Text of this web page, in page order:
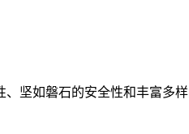
坚如磐石的安全性和丰富多